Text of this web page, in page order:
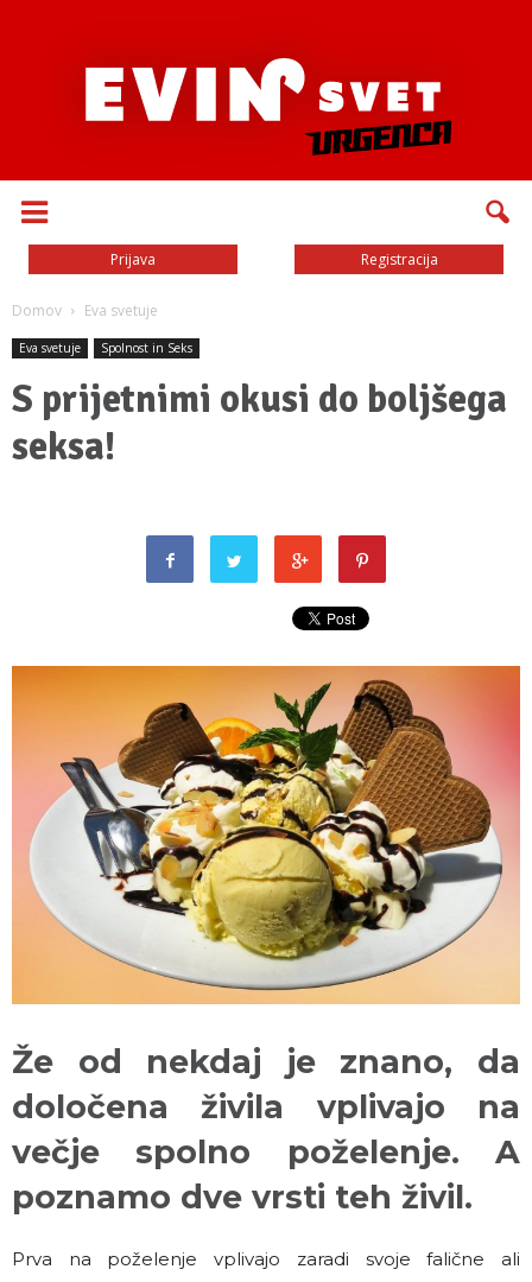
Prijava Registracija
Domov Eva svetuje
Eva svetuje Spolnost in Seks
S prijetnimi okusi do boljšega
seksa!
Že od nekdaj je znano, da
določena živila vplivajo na
večje spolno poželenje. A
poznamo dve vrsti teh živil.
Prva na poželenje vplivajo zaradi svoje falične ali